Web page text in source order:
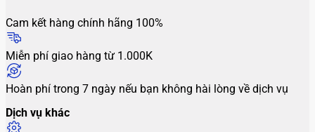
Cam kết hàng chính hãng 100%
Miễn phí giao hàng từ 1.000K
Hoàn phí trong 7 ngày nếu bạn không hài lòng về dịch vụ
Dịch vụ khác